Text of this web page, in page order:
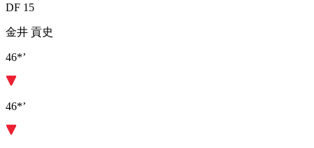
DF 15
金井 貢史
46*’
46*’